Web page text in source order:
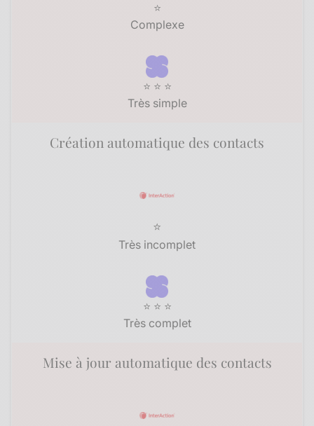
⭐
Complexe
⭐ ⭐ ⭐
Très simple
Création automatique des contacts
⭐
Très incomplet
⭐ ⭐ ⭐
Très complet
Mise à jour automatique des contacts